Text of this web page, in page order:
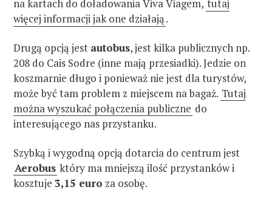
na kartach do doładowania Viva Viagem, tutaj
więcej informacji jak one działają.
Drugą opcją jest autobus, jest kilka publicznych np.
208 do Cais Sodre (inne mają przesiadki). Jedzie on
koszmarnie długo i ponieważ nie jest dla turystów,
może być tam problem z miejscem na bagaż. Tutaj
można wyszukać połączenia publiczne do
interesującego nas przystanku.
Szybką i wygodną opcją dotarcia do centrum jest
Aerobus który ma mniejszą ilość przystanków i
kosztuje 3,15 euro za osobę.